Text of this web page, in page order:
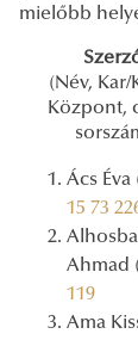
mielőbb
(Név, Kar/
Központ,
Ács Éva
15 73
Ahmad
119
Ama